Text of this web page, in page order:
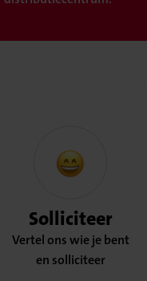
Solliciteer
Vertel ons wie je bent
en solliciteer